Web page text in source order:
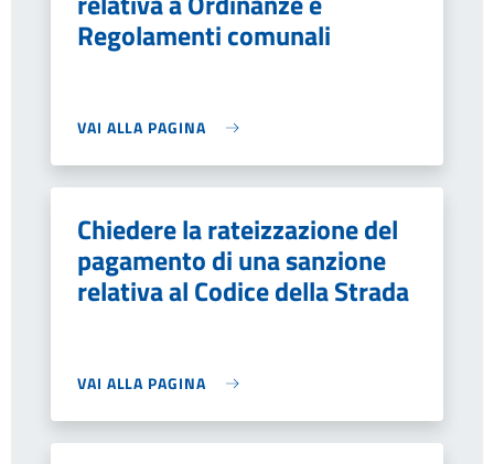
Regolamenti comunali
VAI ALLA PAGINA
Chiedere la rateizzazione del
pagamento di una sanzione
relativa al Codice della Strada
VAI ALLA PAGINA